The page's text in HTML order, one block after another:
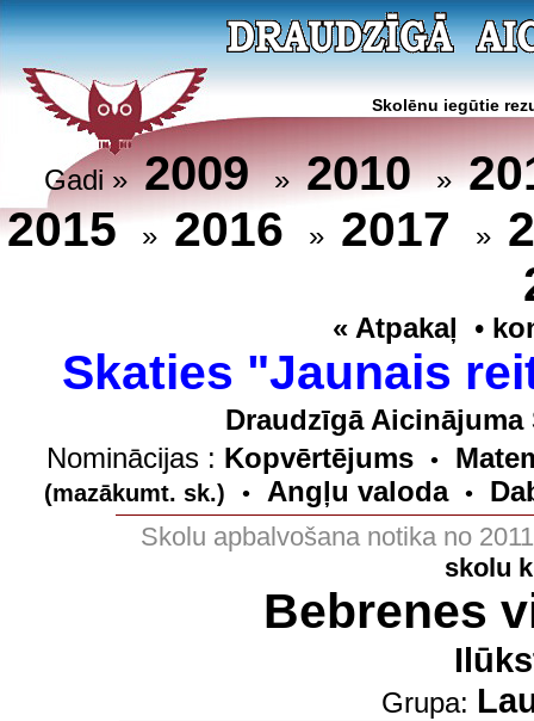
Skolēnu iegūtie
Gadi »2009»2010»
2015 » 2016 » 2017 »
« Atpakaļ •
Skaties "Jaunais
Draudzīgā
Nominācijas : Kopvērtējums •
(mazākumt. sk.) • Angļu valoda •
Skolu apbalvošana notika no
skolu
Bebrenes
Grupa: